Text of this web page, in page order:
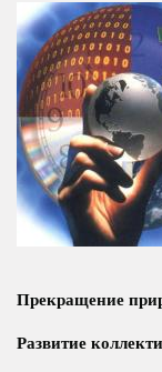
Прекращение
Развитие